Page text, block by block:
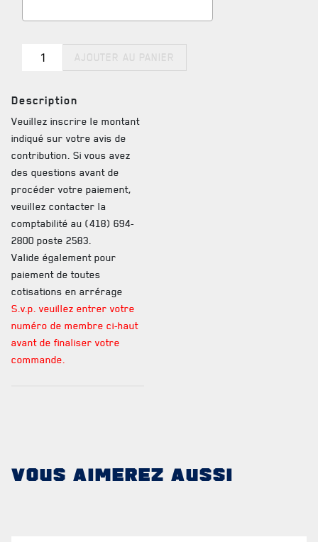
DES RÉPONSES À
VOS QUESTIONS
NOMINATIONS ROYALES ET HONORIFIQUES
QUARTIER GÉNÉRAL
LES BATAILLONS
MUSIQUE DU ROYAL 22E RÉGIMENT
ALLIANCES, AFFILIATIONS ET LIENS D'AMITIÉ
CARRIÈRES
PUBLICATIONS ET LIENS UTILES
LA RÉGIEDU R22ER
quantité
annuel
AJOUTER AU PANIER
Description
Veuillez inscrire le montant
indiqué sur votre avis de
contribution. Si vous avez
des questions avant de
procéder votre paiement,
veuillez contacter la
comptabilité au (418) 694-
2800 poste 2583.
Valide également pour
paiement de toutes
cotisations en arrérage
S.v.p. veuillez entrer votre
numéro de membre ci-haut
avant de finaliser votre
commande.
VOUS AIMEREZ AUSSI